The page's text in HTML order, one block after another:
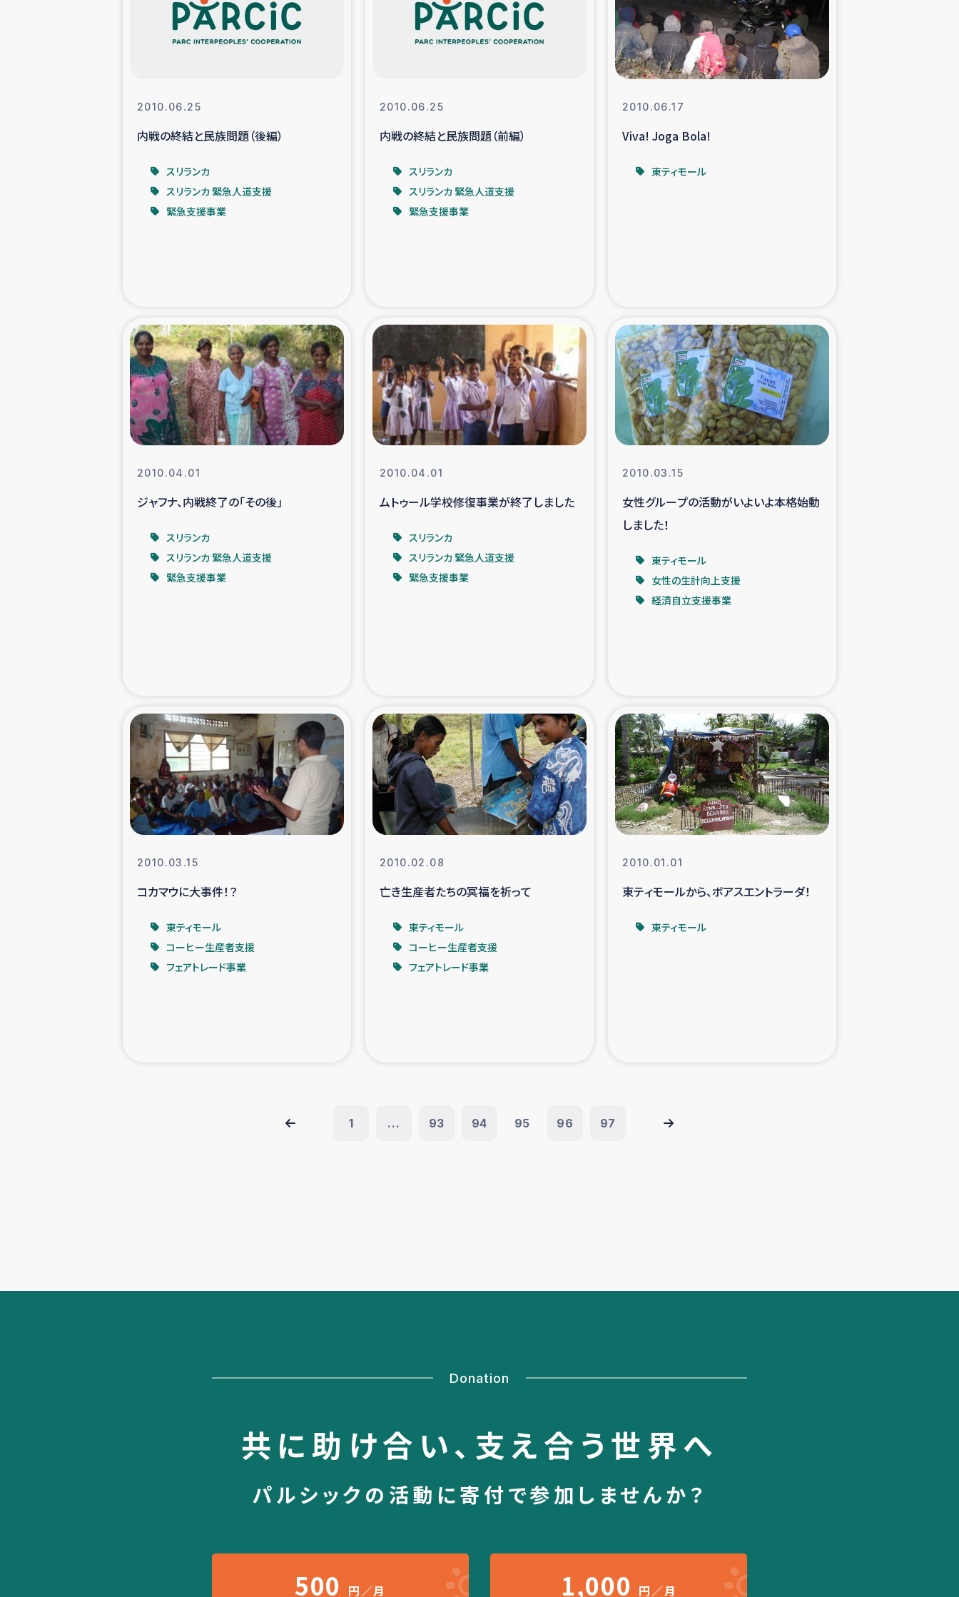
スリランカの南北女性をつなぐサリー・リサイクル・プロジ
復興支援事業
令和6年能登半島地震 緊急支援
国内避難民への物資配付および教育支援 ミャンマー緊急支援
タイ国境ミャンマー移民子ども支援
海外ルーツの市民との共生 神原ゼミxパルシック
石巻市街地在宅被災者支援 復興応援隊の活動
仮設住宅生活支援・農業復興支援 漁業復興支援
インターン・ボランティア日誌 経済自立支援事業
ガザ空爆被災者への食料支援と農家生産支援
ガザ地区における羊の畜産支援 ガザ地区での公園の緑化を通じた支援事業
ガザ地区酪農を通した女性グループの生計支援
民際教育 食べる
トルコ・シリア地震被災者支援 デニヤヤ小規模紅茶農家支援
コーヒー生産者支援 アイナロ県マウベシ郡でのコーヒー畑改善事業
アグロフォレストリー（カカオ）事業
2010.06.25
内戦の終結と民族問題（後編）
スリランカ
スリランカ 緊急人道支援
緊急支援事業
2010.06.25
内戦の終結と民族問題（前編）
スリランカ
スリランカ 緊急人道支援
緊急支援事業
2010.06.17
Viva! Joga Bola!
東ティモール
2010.04.01
ジャフナ、内戦終了の「その後」
スリランカ
スリランカ 緊急人道支援
緊急支援事業
2010.04.01
ムトゥール学校修復事業が終了しました
スリランカ
スリランカ 緊急人道支援
緊急支援事業
2010.03.15
女性グループの活動がいよいよ本格始動
しました！
東ティモール
女性の生計向上支援
経済自立支援事業
2010.03.15
コカマウに大事件！？
東ティモール
コーヒー生産者支援
フェアトレード事業
2010.02.08
亡き生産者たちの冥福を祈って
東ティモール
コーヒー生産者支援
フェアトレード事業
2010.01.01
東ティモールから、ボアスエントラーダ！
東ティモール
1 ... 93 94 95 96 97
Donation
共に助け合い、 支え合う世界へ
パルシックの活動に寄付で参加しませんか？
500 円／月 1,000 円／月